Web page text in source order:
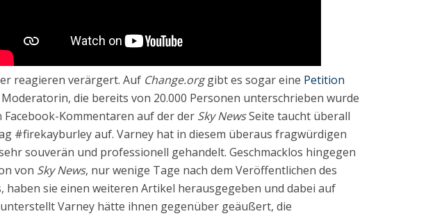
reagieren verärgert. Auf Change.orggibt es sogar eine Petition
die bereits von 20.000 Personen unterschrieben wurde
Facebook-Kommentaren auf der der Sky NewsSeite taucht überall
#firekayburley auf. Varney hat in diesem überaus fragwürdigen
souverän und professionell gehandelt. Geschmacklos hingegen
von Sky News, nur wenige Tage nach dem Veröffentlichen des
haben sie einen weiteren Artikel herausgegeben und dabei auf
Varney hätte ihnen gegenüber geäußert, die